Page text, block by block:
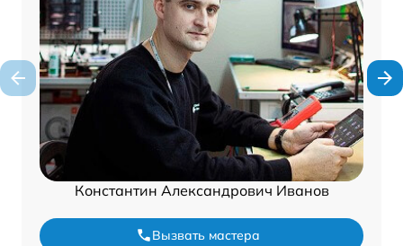
Константин Александрович Иванов
Вызвать мастера